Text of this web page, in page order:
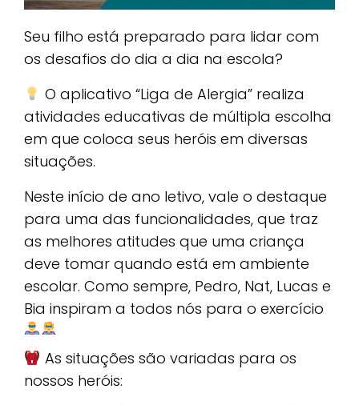
Seu filho está preparado para lidar com
os desafios do dia a dia na escola?
O aplicativo “Liga de Alergia” realiza
atividades educativas de múltipla escolha
em que coloca seus heróis em diversas
situações.
Neste início de ano letivo, vale o destaque
para uma das funcionalidades, que traz
as melhores atitudes que uma criança
deve tomar quando está em ambiente
escolar. Como sempre, Pedro, Nat, Lucas e
Bia inspiram a todos nós para o exercício
As situações são variadas para os
nossos heróis: